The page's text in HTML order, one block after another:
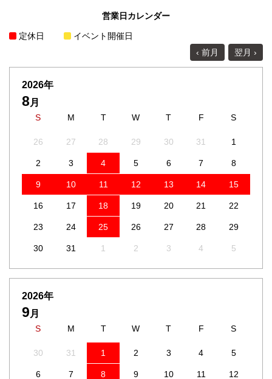
営業日カレンダー
定休日
イベント開催日
‹ 前月
翌月 ›
2026年
8月
S M T W T F S
26 27 28 29 30 31 1
2 3 4 5 6 7 8
9 10 11 12 13 14 15
16 17 18 19 20 21 22
23 24 25 26 27 28 29
30 31 1 2 3 4 5
2026年
9月
S M T W T F S
30 31 1 2 3 4 5
6 7 8 9 10 11 12